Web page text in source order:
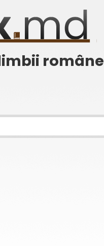
române